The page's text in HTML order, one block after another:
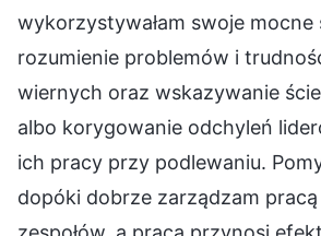
wykorzystywałam swoje mocne
rozumienie problemów i
wiernych oraz wskazywanie
albo korygowanie odchyleń
ich pracy przy podlewaniu.
dopóki dobrze zarządzam